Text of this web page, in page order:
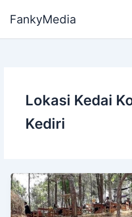
FankyMedia
Lokasi Kedai
Kediri